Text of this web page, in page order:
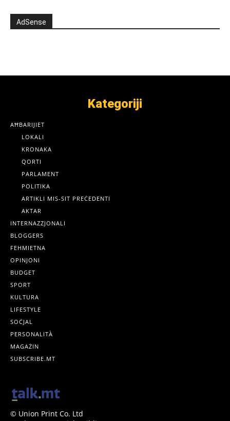
AdSense
Kategoriji
AĦBARIJIET
LOKALI
KRONAKA
QORTI
PARLAMENT
POLITIKA
ARTIKLI MIS-SIT PREĊEDENTI
AKTAR
INTERNAZZJONALI
BLOGGERS
FEHMIETNA
OPINJONI
BUDGET
SPORT
KULTURA
LIFESTYLE
SOĊJAL
PERSONALITÀ
MAGAŻIN
SUBSCRIBE.MT
© Union Print Co. Ltd